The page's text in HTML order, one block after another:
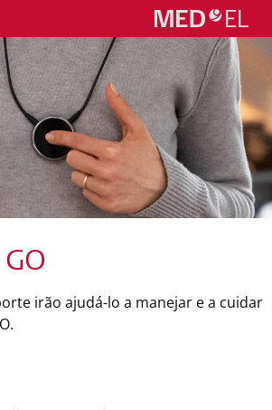
irão ajudá-lo a manejar e a cuidar